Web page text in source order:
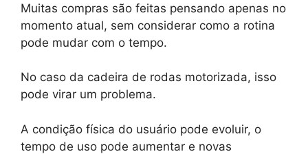
Muitas compras são feitas pensando apenas no
momento atual, sem considerar como a rotina
pode mudar com o tempo.
No caso da cadeira de rodas motorizada, isso
pode virar um problema.
A condição física do usuário pode evoluir, o
tempo de uso pode aumentar e novas